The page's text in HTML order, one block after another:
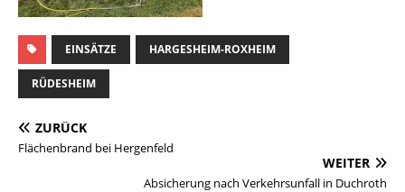
EINSÄTZE HARGESHEIM-ROXHEIM
RÜDESHEIM
ZURÜCK
Flächenbrand bei Hergenfeld
WEITER
Absicherung nach Verkehrsunfall in Duchroth